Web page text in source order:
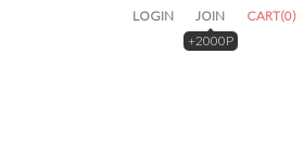
LOGIN
JOIN
+2000P
CART(0)